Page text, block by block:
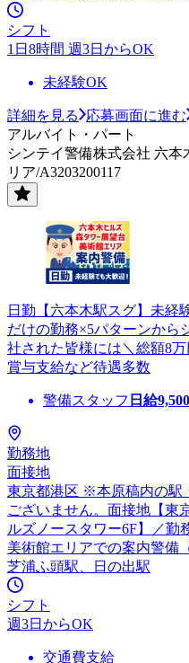
シフト
1日8時間 週3日からOK
未経験OK
詳細を見る
応募画面に進む
アルバイト・パート
シンテイ警備株式会社 六本
リア/A3203200117
日勤【六本木駅スグ】未経
だけの勤務×5パターンから
社された皆様には＼総額8
賞与支給など待遇多数
警備スタッフ 日給9,500
勤務地
面接地
東京都港区 ※本原稿内の駅
ございません。面接地【東
ルズノースタワー6F】／勤
美術館エリアでの案内警備
芝浦ふ頭駅、日の出駅
シフト
週3日からOK
交通費支給